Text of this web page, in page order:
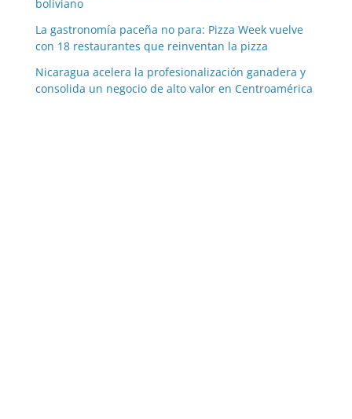
boliviano
La gastronomía paceña no para: Pizza Week vuelve
con 18 restaurantes que reinventan la pizza
Nicaragua acelera la profesionalización ganadera y
consolida un negocio de alto valor en Centroamérica